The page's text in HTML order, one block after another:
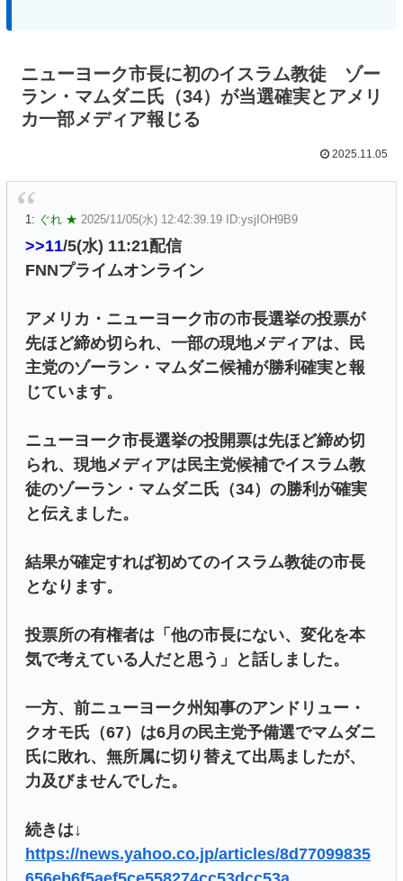
ニューヨーク市長に初のイスラム教徒 ゾー
ラン・マムダニ氏（34）が当選確実とアメリ
カ一部メディア報じる
2025.11.05
1: ぐれ ★ 2025/11/05(水) 12:42:39.19 ID:ysjIOH9B9
>>11/5(水) 11:21配信
FNNプライムオンライン
アメリカ・ニューヨーク市の市長選挙の投票が
先ほど締め切られ、一部の現地メディアは、民
主党のゾーラン・マムダニ候補が勝利確実と報
じています。
ニューヨーク市長選挙の投開票は先ほど締め切
られ、現地メディアは民主党候補でイスラム教
徒のゾーラン・マムダニ氏（34）の勝利が確実
と伝えました。
結果が確定すれば初めてのイスラム教徒の市長
となります。
投票所の有権者は「他の市長にない、変化を本
気で考えている人だと思う」と話しました。
一方、前ニューヨーク州知事のアンドリュー・
クオモ氏（67）は6月の民主党予備選でマムダニ
氏に敗れ、無所属に切り替えて出馬ましたが、
力及びませんでした。
続きは↓
https://news.yahoo.co.jp/articles/8d77099835